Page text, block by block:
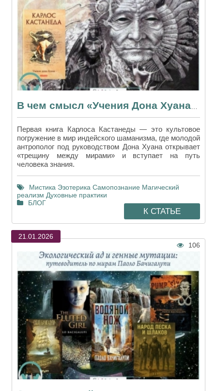
Первая книга Карлоса Кастанеды — это культовое
погружение в мир индейского шаманизма, где молодой
антрополог под руководством Дона Хуана открывает
«трещину между мирами» и вступает на путь
человека знания.
Мистика Эзотерика Самопознание Магический
реализм Духовные практики
БЛОГ
К СТАТЬЕ
21.01.2026
106